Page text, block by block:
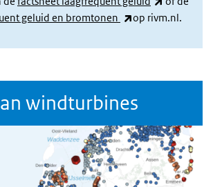
geluid en bromtonen (externe link)
op rivm.nl.
windturbines